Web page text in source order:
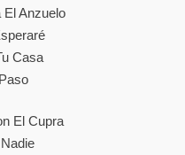
El Anzuelo
Casa
El Cupra